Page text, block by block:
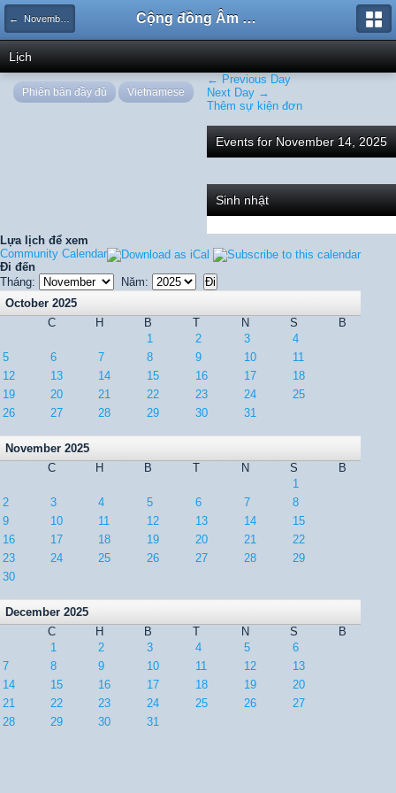
← November 2025 Cộng đồng Âm nhạc Sound Says
Lịch
← Previous Day
Next Day →
Thêm sự kiện đơn
Events for November 14, 2025
Sinh nhật
Lựa lịch để xem
Community Calendar
Đi đến
Tháng:
Năm:
October 2025
C
H B T N S
B
1
2 3
4
5
6 7 8 9 10
11
12
13 14 15 16 17
18
19
20 21 22 23 24
25
26
27 28 29 30 31
November 2025
C
H B T N S
B
1
2
3 4 5 6 7
8
9
10 11 12 13 14
15
16
17 18 19 20 21
22
23
24 25 26 27 28
29
30
December 2025
C
H B T N S
B
1
2 3 4 5
6
7
8 9 10 11 12
13
14
15 16 17 18 19
20
21
22 23 24 25 26
27
28
29 30 31
Phiên bản đầy đủ Vietnamese